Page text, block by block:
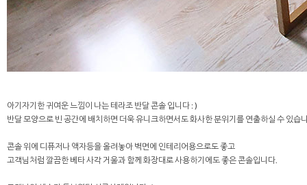
아기자기한 귀여운 느낌이 나는 테라조 반달 콘솔 입니다 : )
반달 모양으로 빈 공간에 배치하면 더욱 유니크하면서도 화사한 분위기를 연출하실 수 있습
콘솔 위에 디퓨저나 액자등을 올려놓아 벽면에 인테리어용으로도 좋고
고객님처럼 깔끔한 베타 사각 거울과 함께 화장대로 사용하기에도 좋은 콘솔입니다.